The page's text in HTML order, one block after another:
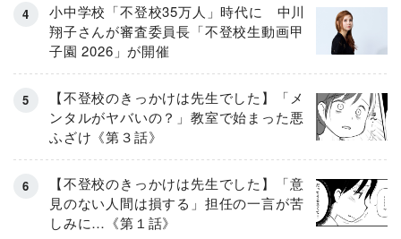
小中学校「不登校35万人」時代に 中川
翔子さんが審査委員長「不登校生動画甲
子園 2026」が開催
【不登校のきっかけは先生でした】「メ
ンタルがヤバいの？」教室で始まった悪
ふざけ《第３話》
【不登校のきっかけは先生でした】「意
見のない人間は損する」担任の一言が苦
しみに…《第１話》